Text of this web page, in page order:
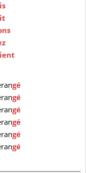
gé
gé
gé
gé
gé
gé